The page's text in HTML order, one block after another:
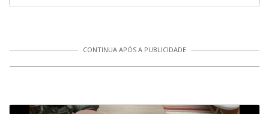
CONTINUA APÓS A PUBLICIDADE